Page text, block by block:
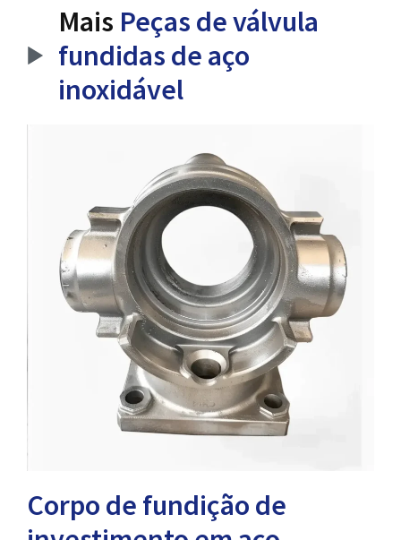
Mais Peças de válvula
fundidas de aço
inoxidável
Corpo de fundição de